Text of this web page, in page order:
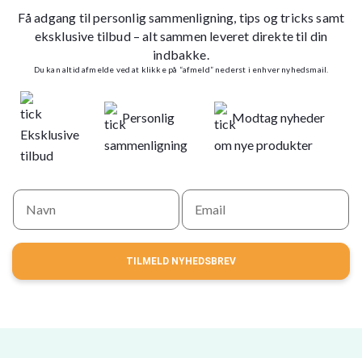
Få adgang til personlig sammenligning, tips og tricks samt
eksklusive tilbud – alt sammen leveret direkte til din
indbakke.
Du kan altid afmelde ved at klikke på “afmeld” nederst i enhver nyhedsmail.
Eksklusive
tilbud
Personlig
sammenligning
Modtag nyheder
om nye produkter
TILMELD NYHEDSBREV